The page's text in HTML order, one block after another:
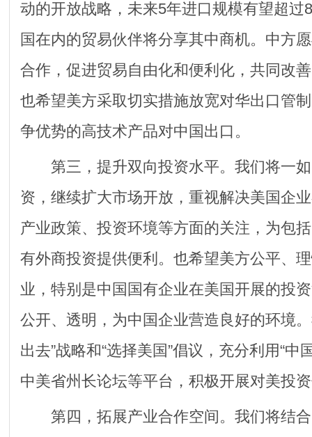
动的开放战略，未来5年进口规模有望超过
国在内的贸易伙伴将分享其中商机。中方
合作，促进贸易自由化和便利化，共同改
也希望美方采取切实措施放宽对华出口管
争优势的高技术产品对中国出口。
第三，提升双向投资水平。我们将一如
资，继续扩大市场开放，重视解决美国企
产业政策、投资环境等方面的关注，为包
有外商投资提供便利。也希望美方公平、
业，特别是中国国有企业在美国开展的投
公开、透明，为中国企业营造良好的环境
出去”战略和“选择美国”倡议，充分利用“中
中美省州长论坛等平台，积极开展对美投
第四，拓展产业合作空间。我们将结合